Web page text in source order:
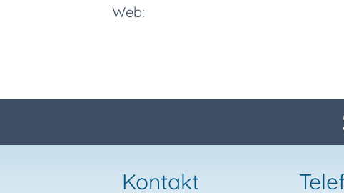
Web:
Kontakt